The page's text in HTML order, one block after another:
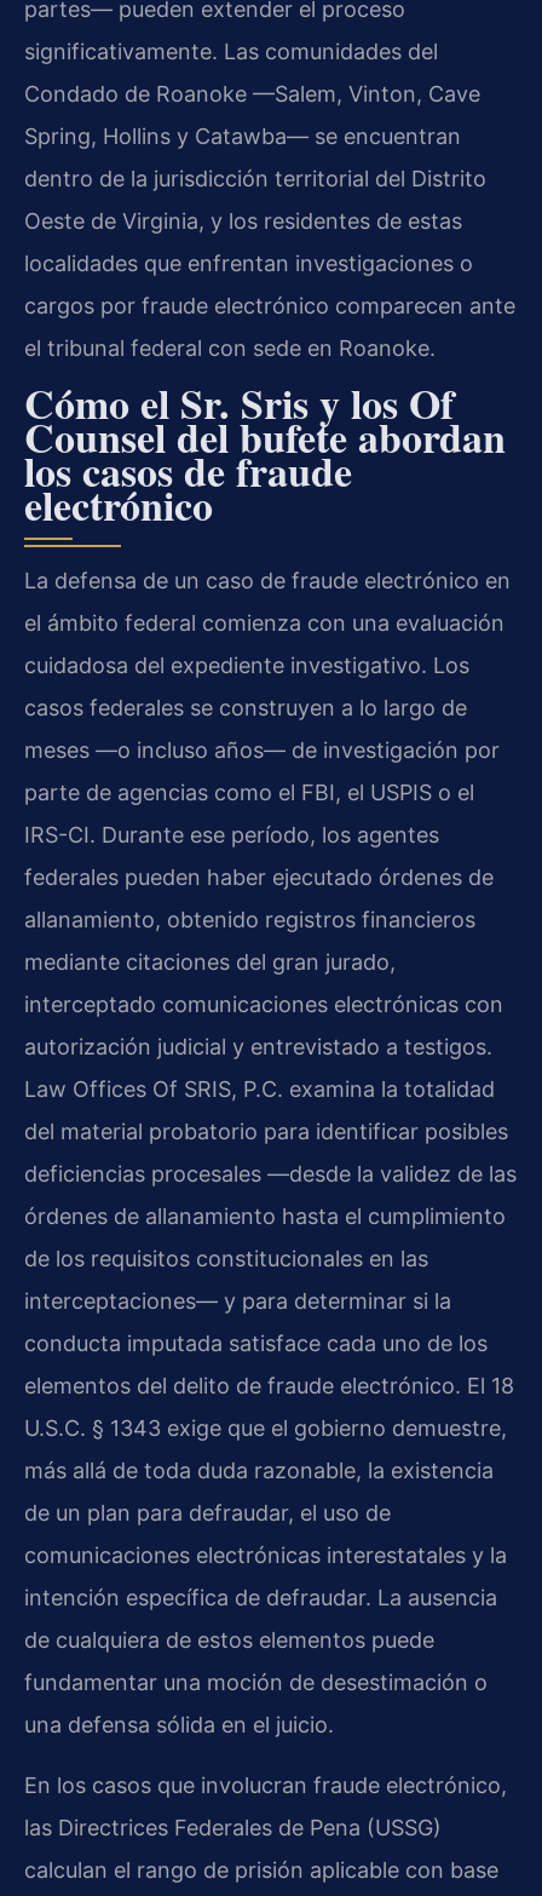
partes— pueden extender el proceso
significativamente. Las comunidades del
Condado de Roanoke —Salem, Vinton, Cave
Spring, Hollins y Catawba— se encuentran
dentro de la jurisdicción territorial del Distrito
Oeste de Virginia, y los residentes de estas
localidades que enfrentan investigaciones o
cargos por fraude electrónico comparecen ante
el tribunal federal con sede en Roanoke.
Cómo el Sr. Sris y los Of
Counsel del bufete abordan
los casos de fraude
electrónico
La defensa de un caso de fraude electrónico en
el ámbito federal comienza con una evaluación
cuidadosa del expediente investigativo. Los
casos federales se construyen a lo largo de
meses —o incluso años— de investigación por
parte de agencias como el FBI, el USPIS o el
IRS-CI. Durante ese período, los agentes
federales pueden haber ejecutado órdenes de
allanamiento, obtenido registros financieros
mediante citaciones del gran jurado,
interceptado comunicaciones electrónicas con
autorización judicial y entrevistado a testigos.
Law Offices Of SRIS, P.C. examina la totalidad
del material probatorio para identificar posibles
deficiencias procesales —desde la validez de las
órdenes de allanamiento hasta el cumplimiento
de los requisitos constitucionales en las
interceptaciones— y para determinar si la
conducta imputada satisface cada uno de los
elementos del delito de fraude electrónico. El 18
U.S.C. § 1343 exige que el gobierno demuestre,
más allá de toda duda razonable, la existencia
de un plan para defraudar, el uso de
comunicaciones electrónicas interestatales y la
intención específica de defraudar. La ausencia
de cualquiera de estos elementos puede
fundamentar una moción de desestimación o
una defensa sólida en el juicio.
En los casos que involucran fraude electrónico,
las Directrices Federales de Pena (USSG)
calculan el rango de prisión aplicable con base